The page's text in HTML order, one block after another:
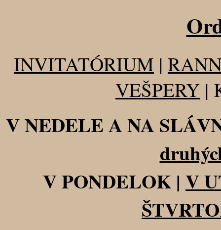
INVITATÓRIUM |
VEŠPERY |
V NEDELE A NA
V PONDELOK | V